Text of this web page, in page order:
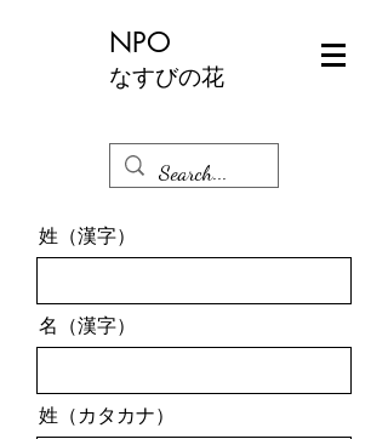
NPO
なすびの花
姓（漢字）
名（漢字）
姓（カタカナ）